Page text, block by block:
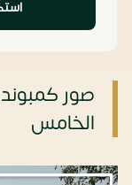
صور
الخامس